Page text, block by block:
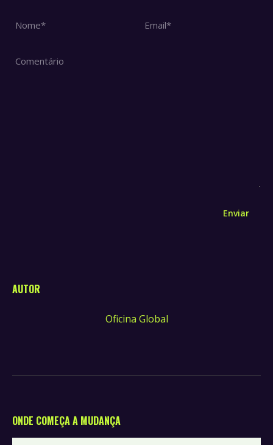
Comentário
Nome * Email *
Enviar
AUTOR
Oficina Global
ONDE COMEÇA A MUDANÇA